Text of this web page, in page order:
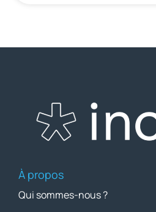
À propos
Qui sommes-nous ?